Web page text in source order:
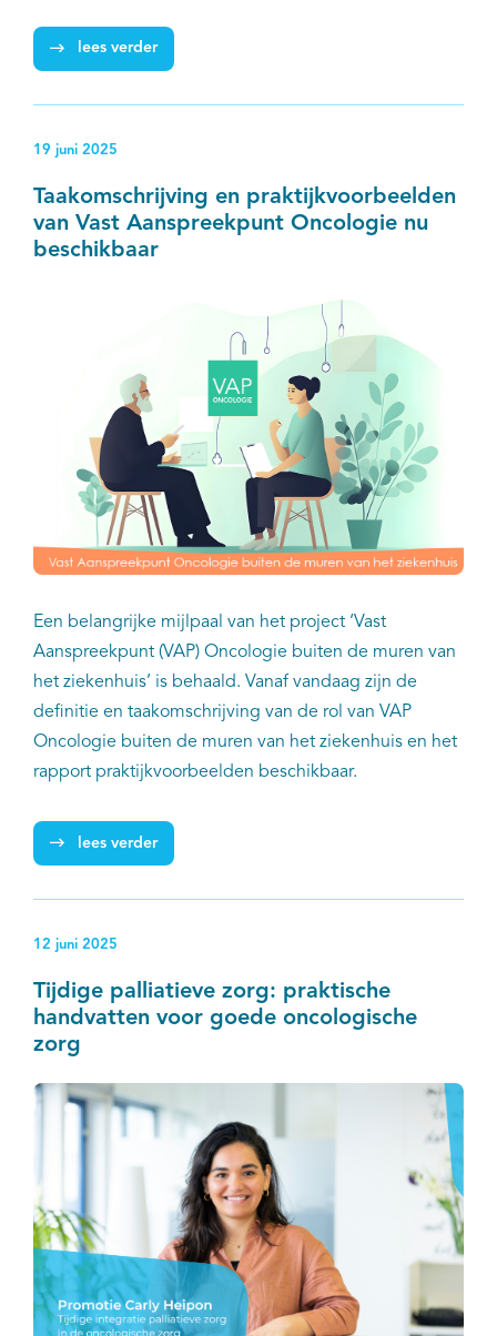
lees verder
19 juni 2025
Taakomschrijving en praktijkvoorbeelden
van Vast Aanspreekpunt Oncologie nu
beschikbaar
Een belangrijke mijlpaal van het project ‘Vast
Aanspreekpunt (VAP) Oncologie buiten de muren van
het ziekenhuis’ is behaald. Vanaf vandaag zijn de
definitie en taakomschrijving van de rol van VAP
Oncologie buiten de muren van het ziekenhuis en het
rapport praktijkvoorbeelden beschikbaar.
lees verder
12 juni 2025
Tijdige palliatieve zorg: praktische
handvatten voor goede oncologische
zorg